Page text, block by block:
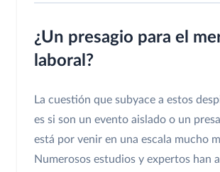
¿Un presagio para el
laboral?
La cuestión que subyace a estos
es si son un evento aislado o un
está por venir en una escala mucho
Numerosos estudios y expertos han